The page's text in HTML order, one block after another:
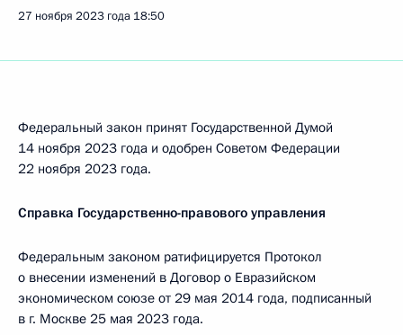
27 ноября 2023 года 18:50
Федеральный закон принят Государственной Думой
14 ноября 2023 года и одобрен Советом Федерации
22 ноября 2023 года.
Справка Государственно-правового управления
Федеральным законом ратифицируется Протокол
о внесении изменений в Договор о Евразийском
экономическом союзе от 29 мая 2014 года, подписанный
в г. Москве 25 мая 2023 года.